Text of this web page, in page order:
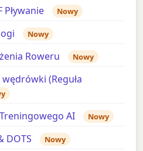
Pływanie Nowy
Nowy
Roweru Nowy
(Reguła
AI Nowy
DOTS Nowy